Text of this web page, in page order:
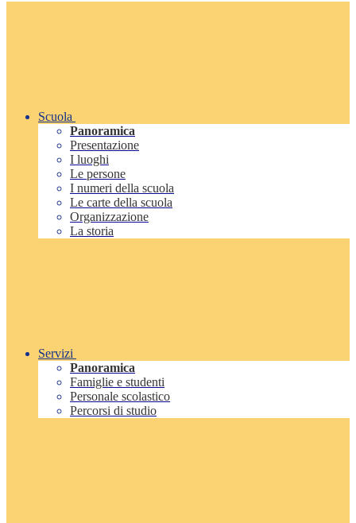
Scuola
Panoramica
Presentazione
I luoghi
Le persone
I numeri della scuola
Le carte della scuola
Organizzazione
La storia
Servizi
Panoramica
Famiglie e studenti
Personale scolastico
Percorsi di studio